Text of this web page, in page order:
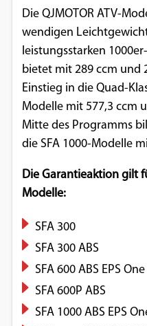
Die QJMOTOR ATV-
wendigen
leistungsstarken
bietet mit 289 ccm und
Einstieg in die Quad-
Modelle mit 577,3 ccm
Mitte des Programms
die SFA 1000-Modelle
Die Garantieaktion gilt
Modelle:
SFA 300
SFA 300 ABS
SFA 600 ABS EPS One
SFA 600P ABS
SFA 1000 ABS EPS
Medien Cookies
YouTube
Vimeo
Google Maps
Anbieter: